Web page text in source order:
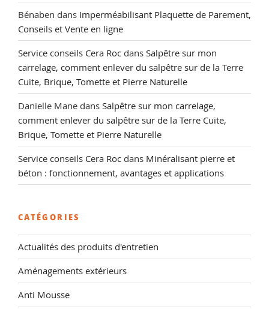
Bénaben dans Imperméabilisant Plaquette de Parement,
Conseils et Vente en ligne
Service conseils Cera Roc dans Salpêtre sur mon
carrelage, comment enlever du salpêtre sur de la Terre
Cuite, Brique, Tomette et Pierre Naturelle
Danielle Mane dans Salpêtre sur mon carrelage,
comment enlever du salpêtre sur de la Terre Cuite,
Brique, Tomette et Pierre Naturelle
Service conseils Cera Roc dans Minéralisant pierre et
béton : fonctionnement, avantages et applications
CATÉGORIES
Actualités des produits d'entretien
Aménagements extérieurs
Anti Mousse